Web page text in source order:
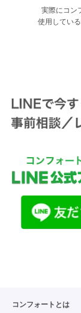
実際にコン
使用してい
コンフォートとは